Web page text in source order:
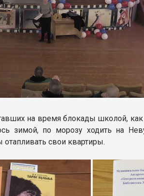
на время блокады школой, как
зимой, по морозу ходить на
свои квартиры.